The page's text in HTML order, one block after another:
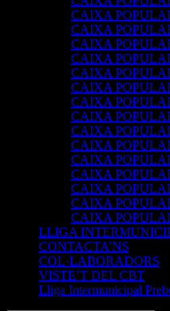
CAIXA
CAIXA
CAIXA
CAIXA
CAIXA
CAIXA
CAIXA
CAIXA
CAIXA
CAIXA
CAIXA
CAIXA
CAIXA
CAIXA
CAIXA
LLIGA
CONTACTA’NS
COL·LABORADORS
VISTE’T DEL CBT
Lliga Intermunicipal